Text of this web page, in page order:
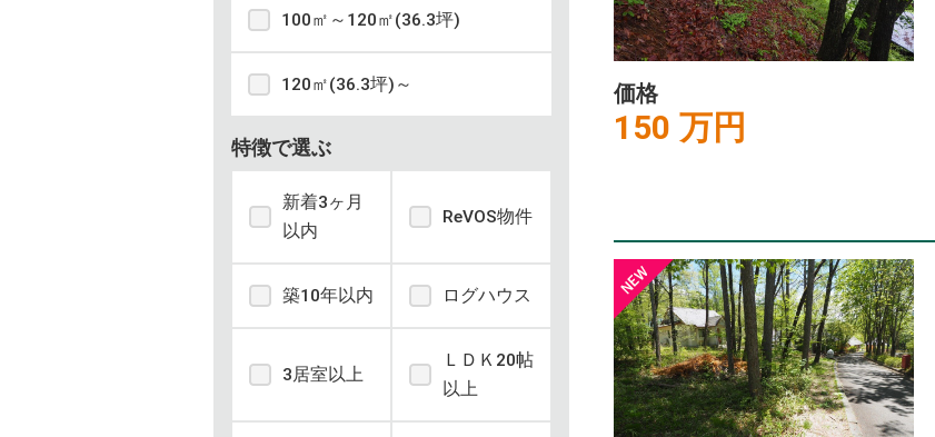
100㎡～120㎡(36.3坪)
120㎡(36.3坪)～
特徴で選ぶ
新着3ヶ月
以内
築10年以内 ログハウス
3居室以上
ＬＤＫ20帖
以上
ReVOS物件
価格
150 万円